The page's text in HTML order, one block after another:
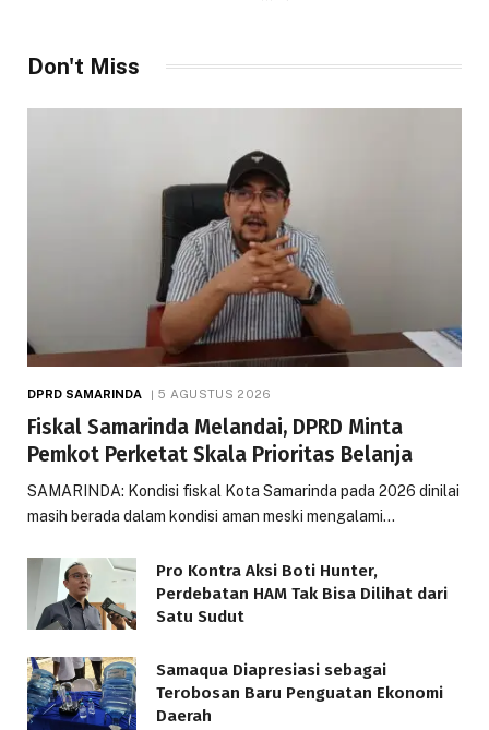
Don't Miss
DPRD SAMARINDA 5 AGUSTUS 2026
Fiskal Samarinda Melandai, DPRD Minta
Pemkot Perketat Skala Prioritas Belanja
SAMARINDA: Kondisi fiskal Kota Samarinda pada 2026 dinilai
masih berada dalam kondisi aman meski mengalami…
Pro Kontra Aksi Boti Hunter,
Perdebatan HAM Tak Bisa Dilihat dari
Satu Sudut
Samaqua Diapresiasi sebagai
Terobosan Baru Penguatan Ekonomi
Daerah